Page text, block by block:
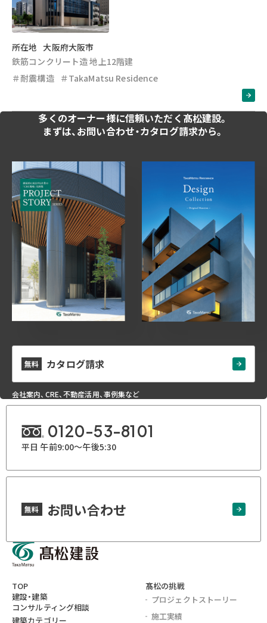
所在地 大阪府大阪市
鉄筋コンクリート造 地上12階建
＃耐震構造
＃TakaMatsu Residence
多くのオーナー様に信頼いただく髙松建設。
まずは、お問い合わせ・カタログ請求から。
無料 カタログ請求
会社案内、CRE、不動産活用、事例集など
0120-53-8101
平日 午前9:00～午後5:30
無料 お問い合わせ
TOP
建設・建築
コンサルティング相談
建築カテゴリー
髙松の挑戦
プロジェクトストーリー
施工実績